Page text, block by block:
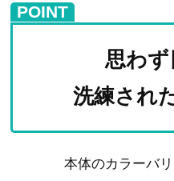
POINT
思わず
洗練され
本体のカラーバ